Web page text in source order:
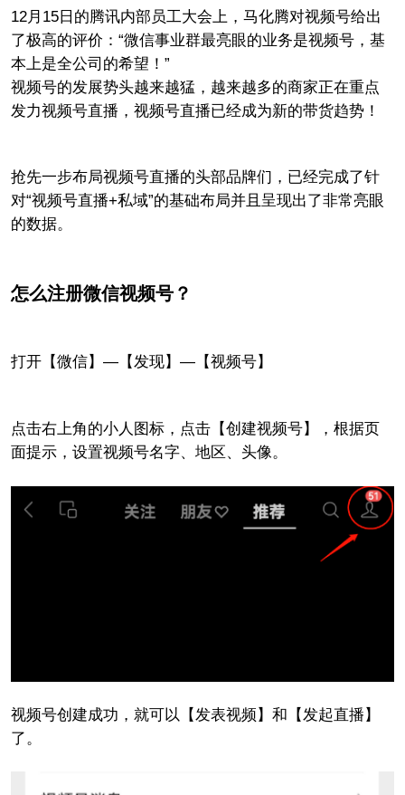
12月15日的腾讯内部员工大会上，马化腾对视频号给出
了极高的评价：“微信事业群最亮眼的业务是视频号，基
本上是全公司的希望！”
视频号的发展势头越来越猛，越来越多的商家正在重点
发力视频号直播，视频号直播已经成为新的带货趋势！
抢先一步布局视频号直播的头部品牌们，已经完成了针
对“视频号直播+私域”的基础布局并且呈现出了非常亮眼
的数据。
怎么注册微信视频号？
打开【微信】—【发现】—【视频号】
点击右上角的小人图标，点击【创建视频号】，根据页
面提示，设置视频号名字、地区、头像。
视频号创建成功，就可以【发表视频】和【发起直播】
了。